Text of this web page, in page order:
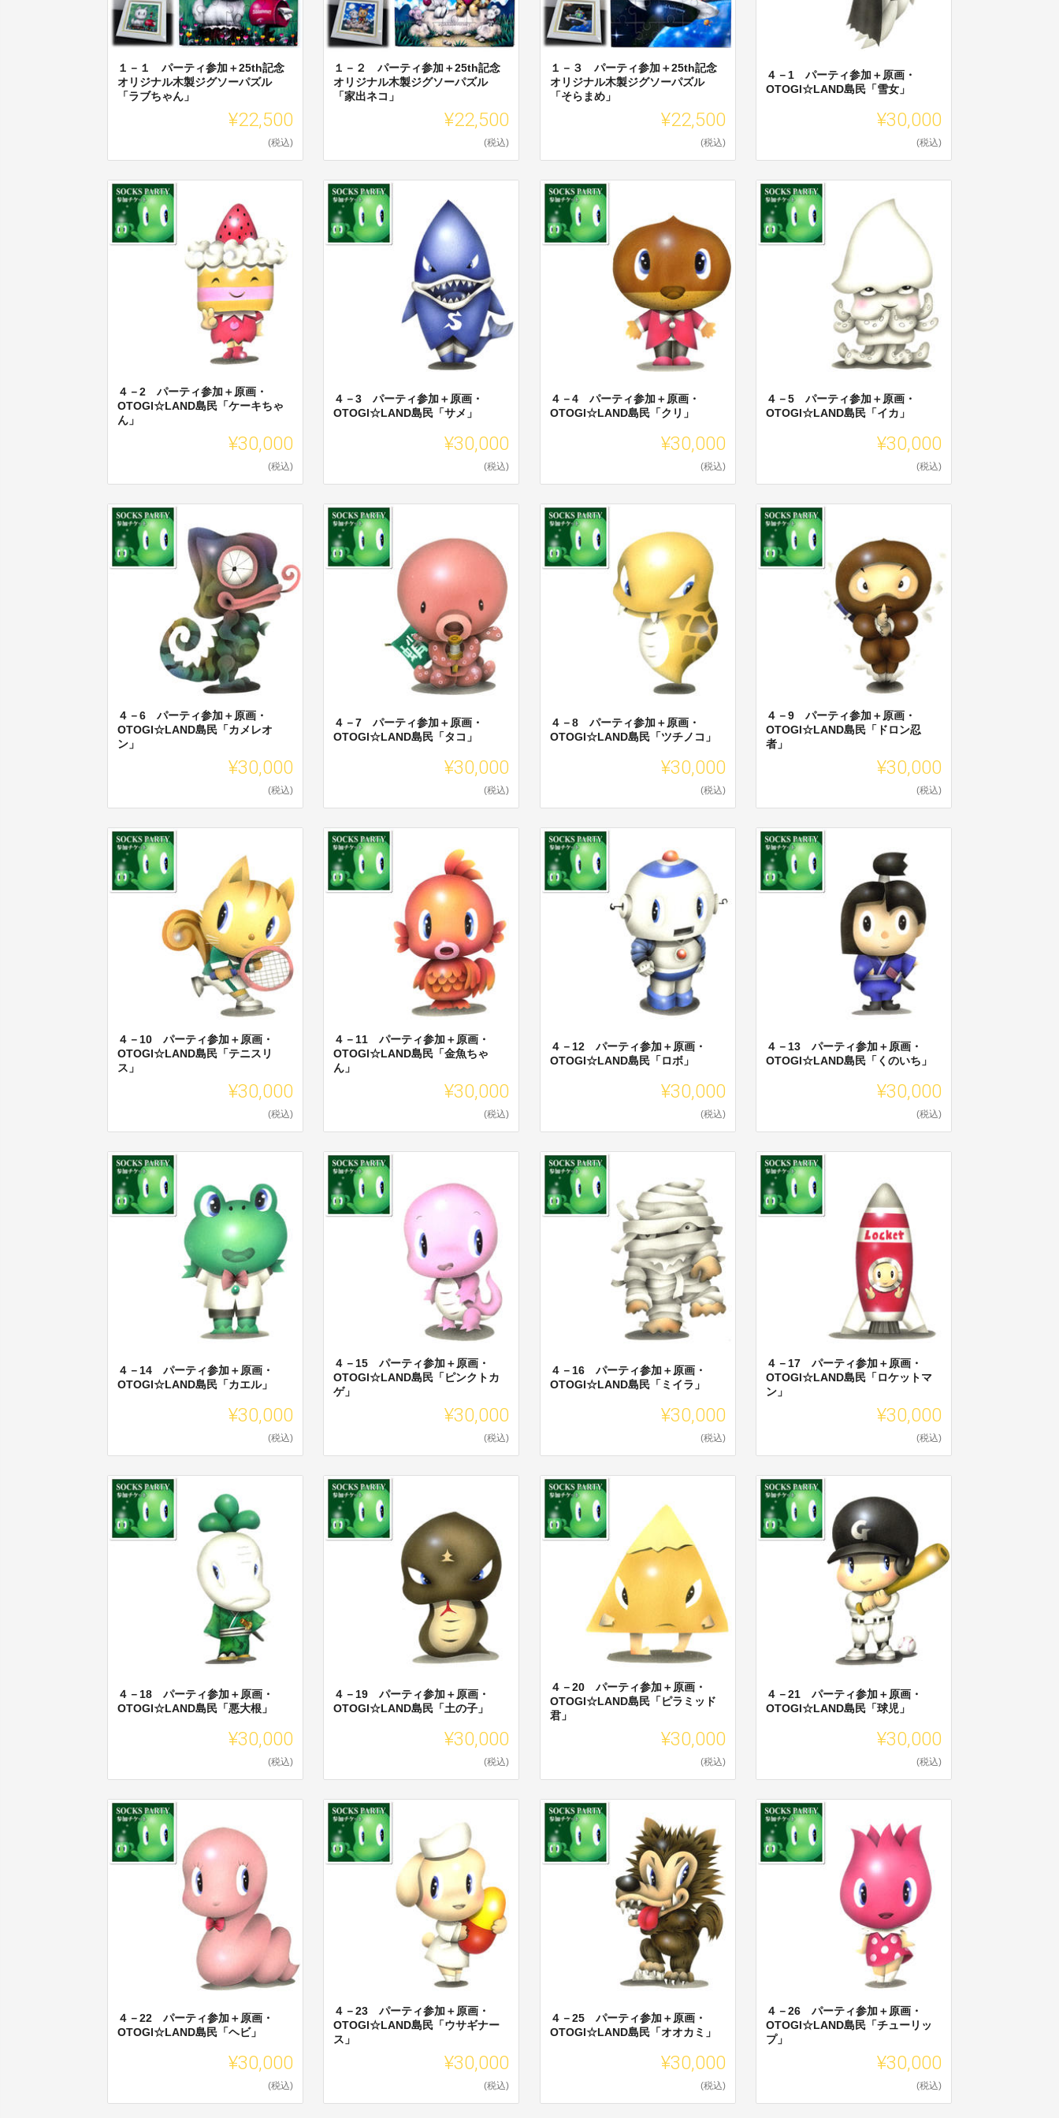
１－１ パーティ参加＋25th記念
オリジナル木製ジグソーパズル
「ラブちゃん」
¥22,500
(税込)
１－２ パーティ参加＋25th記念
オリジナル木製ジグソーパズル
「家出ネコ」
¥22,500
(税込)
１－３ パーティ参加＋25th記念
オリジナル木製ジグソーパズル
「そらまめ」
¥22,500
(税込)
４－1 パーティ参加＋原画・
OTOGI☆LAND島民「雪女」
¥30,000
(税込)
４－2 パーティ参加＋原画・
OTOGI☆LAND島民「ケーキちゃ
ん」
¥30,000
(税込)
４－3 パーティ参加＋原画・
OTOGI☆LAND島民「サメ」
¥30,000
(税込)
４－4 パーティ参加＋原画・
OTOGI☆LAND島民「クリ」
¥30,000
(税込)
４－5 パーティ参加＋原画・
OTOGI☆LAND島民「イカ」
¥30,000
(税込)
４－6 パーティ参加＋原画・
OTOGI☆LAND島民「カメレオ
ン」
¥30,000
(税込)
４－7 パーティ参加＋原画・
OTOGI☆LAND島民「タコ」
¥30,000
(税込)
４－8 パーティ参加＋原画・
OTOGI☆LAND島民「ツチノコ」
¥30,000
(税込)
４－9 パーティ参加＋原画・
OTOGI☆LAND島民「ドロン忍
者」
¥30,000
(税込)
４－10 パーティ参加＋原画・
OTOGI☆LAND島民「テニスリ
ス」
¥30,000
(税込)
４－11 パーティ参加＋原画・
OTOGI☆LAND島民「金魚ちゃ
ん」
¥30,000
(税込)
４－12 パーティ参加＋原画・
OTOGI☆LAND島民「ロボ」
¥30,000
(税込)
４－13 パーティ参加＋原画・
OTOGI☆LAND島民「くのいち」
¥30,000
(税込)
４－14 パーティ参加＋原画・
OTOGI☆LAND島民「カエル」
¥30,000
(税込)
４－15 パーティ参加＋原画・
OTOGI☆LAND島民「ピンクトカ
ゲ」
¥30,000
(税込)
４－16 パーティ参加＋原画・
OTOGI☆LAND島民「ミイラ」
¥30,000
(税込)
４－17 パーティ参加＋原画・
OTOGI☆LAND島民「ロケットマ
ン」
¥30,000
(税込)
４－18 パーティ参加＋原画・
OTOGI☆LAND島民「悪大根」
¥30,000
(税込)
４－19 パーティ参加＋原画・
OTOGI☆LAND島民「土の子」
¥30,000
(税込)
４－20 パーティ参加＋原画・
OTOGI☆LAND島民「ピラミッド
君」
¥30,000
(税込)
４－21 パーティ参加＋原画・
OTOGI☆LAND島民「球児」
¥30,000
(税込)
４－22 パーティ参加＋原画・
OTOGI☆LAND島民「ヘビ」
¥30,000
(税込)
４－23 パーティ参加＋原画・
OTOGI☆LAND島民「ウサギナー
ス」
¥30,000
(税込)
４－25 パーティ参加＋原画・
OTOGI☆LAND島民「オオカミ」
¥30,000
(税込)
４－26 パーティ参加＋原画・
OTOGI☆LAND島民「チューリッ
プ」
¥30,000
(税込)